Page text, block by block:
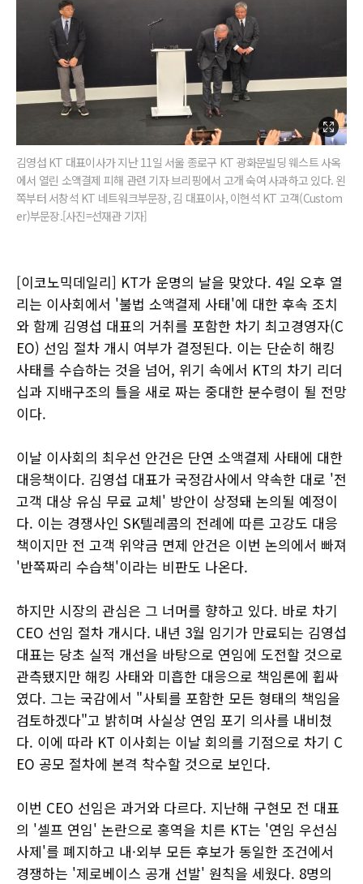
김영섭 KT 대표이사가 지난 11일 서울 종로구 KT 광화문빌딩 웨스트 사옥
에서 열린 소액결제 피해 관련 기자 브리핑에서 고개 숙여 사과하고 있다. 왼
쪽부터 서창석 KT 네트워크부문장, 김 대표이사, 이현석 KT 고객(Custom
er)부문장.[사진=선재관 기자]
[이코노믹데일리] KT가 운명의 날을 맞았다. 4일 오후 열
리는 이사회에서 '불법 소액결제 사태'에 대한 후속 조치
와 함께 김영섭 대표의 거취를 포함한 차기 최고경영자(C
EO) 선임 절차 개시 여부가 결정된다. 이는 단순히 해킹
사태를 수습하는 것을 넘어, 위기 속에서 KT의 차기 리더
십과 지배구조의 틀을 새로 짜는 중대한 분수령이 될 전망
이다.
이날 이사회의 최우선 안건은 단연 소액결제 사태에 대한
대응책이다. 김영섭 대표가 국정감사에서 약속한 대로 '전
고객 대상 유심 무료 교체' 방안이 상정돼 논의될 예정이
다. 이는 경쟁사인 SK텔레콤의 전례에 따른 고강도 대응
책이지만 전 고객 위약금 면제 안건은 이번 논의에서 빠져
'반쪽짜리 수습책'이라는 비판도 나온다.
하지만 시장의 관심은 그 너머를 향하고 있다. 바로 차기
CEO 선임 절차 개시다. 내년 3월 임기가 만료되는 김영섭
대표는 당초 실적 개선을 바탕으로 연임에 도전할 것으로
관측됐지만 해킹 사태와 미흡한 대응으로 책임론에 휩싸
였다. 그는 국감에서 "사퇴를 포함한 모든 형태의 책임을
검토하겠다"고 밝히며 사실상 연임 포기 의사를 내비쳤
다. 이에 따라 KT 이사회는 이날 회의를 기점으로 차기 C
EO 공모 절차에 본격 착수할 것으로 보인다.
이번 CEO 선임은 과거와 다르다. 지난해 구현모 전 대표
의 '셀프 연임' 논란으로 홍역을 치른 KT는 '연임 우선심
사제'를 폐지하고 내·외부 모든 후보가 동일한 조건에서
경쟁하는 '제로베이스 공개 선발' 원칙을 세웠다. 8명의